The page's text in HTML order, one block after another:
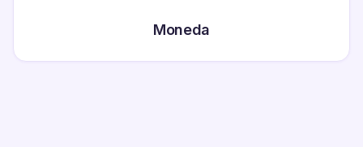
Moneda